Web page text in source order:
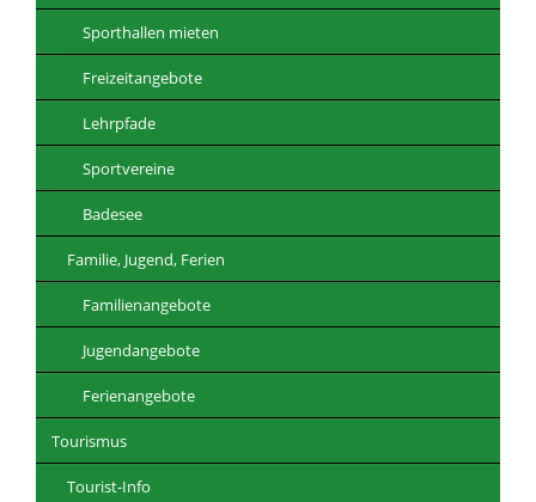
Sporthallen mieten
Freizeitangebote
Lehrpfade
Sportvereine
Badesee
Familie, Jugend, Ferien
Familienangebote
Jugendangebote
Ferienangebote
Tourismus
Tourist-Info